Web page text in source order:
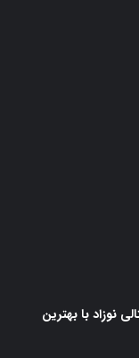
نوزاد با بهترین